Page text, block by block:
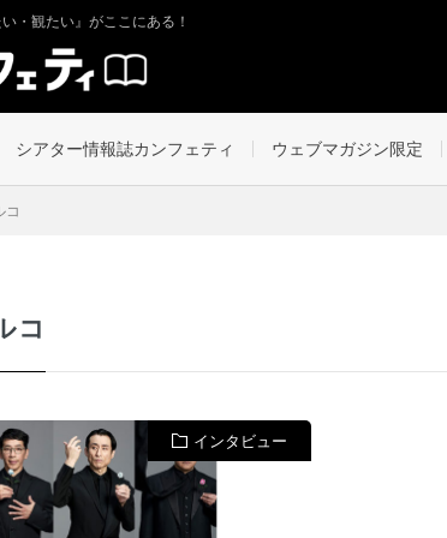
・観たい』がここにある！
シアター情報誌カンフェティ ウェブマガジン限定
コ
コ
インタビュー